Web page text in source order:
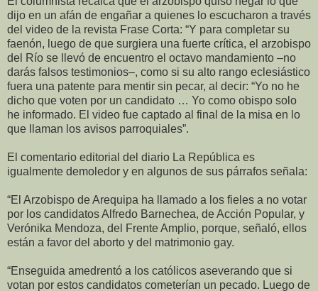
dijo en un afán de engañar a quienes lo escucharon a través
del video de la revista Frase Corta: “Y para completar su
faenón, luego de que surgiera una fuerte crítica, el arzobispo
del Río se llevó de encuentro el octavo mandamiento –no
darás falsos testimonios–, como si su alto rango eclesiástico
fuera una patente para mentir sin pecar, al decir: “Yo no he
dicho que voten por un candidato … Yo como obispo solo
he informado. El video fue captado al final de la misa en lo
que llaman los avisos parroquiales”.
El comentario editorial del diario La República es
igualmente demoledor y en algunos de sus párrafos señala:
“El Arzobispo de Arequipa ha llamado a los fieles a no votar
por los candidatos Alfredo Barnechea, de Acción Popular, y
Verónika Mendoza, del Frente Amplio, porque, señaló, ellos
están a favor del aborto y del matrimonio gay.
“Enseguida amedrentó a los católicos aseverando que si
votan por estos candidatos cometerían un pecado. Luego de